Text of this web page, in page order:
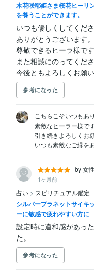
木花咲耶姫さま桜花ヒーリ
を養うことができます。
いつも優しくしてくだ
ありがとうございます。
尊敬できるヒーラ様です
また相談にのってくださ
今後ともよろしくお願い
参考になった
こちらこそいつもあ
素敵なヒーラー様です
引き続きよろしくお
いつも素敵なご縁を
by 女
1ヶ月前
占い > スピリチュアル鑑定
シルバープラネットサイキ
ーに敏感で疲れやすい方に
設定時に違和感があっ
た。
参考になった